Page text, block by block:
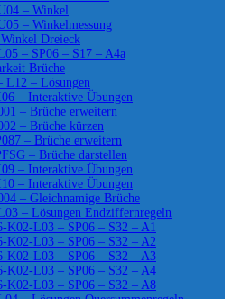
– Winkel
– Winkelmessung
Dreieck
– SP06 – S17 – A4a
Brüche
L12 – Lösungen
– Interaktive Übungen
– Brüche erweitern
– Brüche kürzen
– Brüche erweitern
– Brüche darstellen
– Interaktive Übungen
– Interaktive Übungen
– Gleichnamige Brüche
– Lösungen Endziffernregeln
K02-L03 – SP06 – S32 – A1
K02-L03 – SP06 – S32 – A2
K02-L03 – SP06 – S32 – A3
K02-L03 – SP06 – S32 – A4
K02-L03 – SP06 – S32 – A8